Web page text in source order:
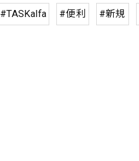
#TASKalfa #便利 #新規